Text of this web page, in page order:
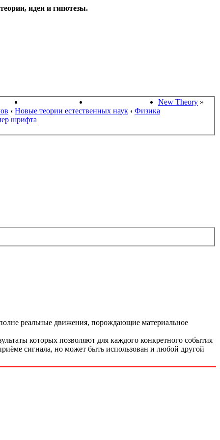
идеи и гипотезы.
ПОИСК ТЕОРИЙ СТАРЫЙ ПОРТАЛ New Theory »
‹ Новые теории естественных наук ‹ Физика
шрифта
реальные движения, порождающие материальное
которых позволяют для каждого конкретного события
сигнала, но может быть использован и любой другой